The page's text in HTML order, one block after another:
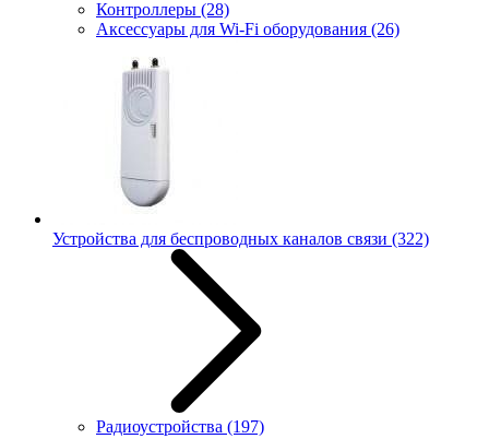
Контроллеры (28)
Аксессуары для Wi-Fi оборудования (26)
Устройства для беспроводных каналов связи (322)
Радиоустройства (197)